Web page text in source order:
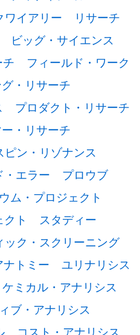
ワイアリー
リサーチ
ビッグ・サイエンス
フィールド・ワーク
・リサーチ
プロダクト・リサーチ
・リサーチ
ン・リゾナンス
・エラー
プロウブ
ム・プロジェクト
ト
スタディー
ック・スクリーニング
ナトミー
ユリナリシス
ケミカル・アナリシス
ブ・アナリシス
コスト・アナリシス